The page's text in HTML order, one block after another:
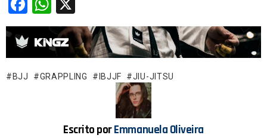
a
ce
b
o
h
at
s
A
BJJ GRAPPLING IBJJF JIU-JITSU
Escrito porEmmanuela Oliveira